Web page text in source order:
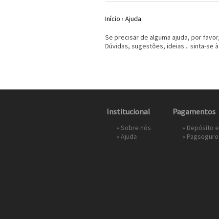
Início › Ajuda
Se precisar de alguma ajuda, por
Dúvidas, sugestões, ideias... sinta-se
Institucional
» Sobre nós
» Ajuda
Pagamentos
» Depósito
» Pagseguro